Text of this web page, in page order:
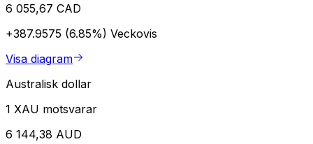
6 055,67 CAD
+387.9575 (6.85%) Veckovis
Visa diagram
Australisk dollar
1 XAU motsvarar
6 144,38 AUD